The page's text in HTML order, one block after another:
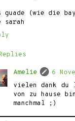
guade (wie die
sarah
Amelie
6
vielen dank du
von zu hause
manchmal ;)